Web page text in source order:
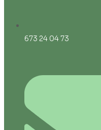
673 24 04 73